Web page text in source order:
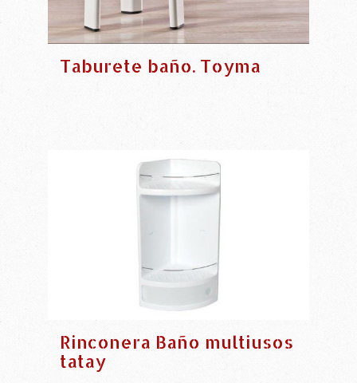
Taburete baño. Toyma
Rinconera Baño multiusos
tatay